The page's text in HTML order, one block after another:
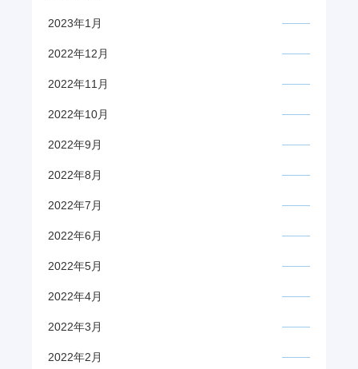
2023年1月
2022年12月
2022年11月
2022年10月
2022年9月
2022年8月
2022年7月
2022年6月
2022年5月
2022年4月
2022年3月
2022年2月